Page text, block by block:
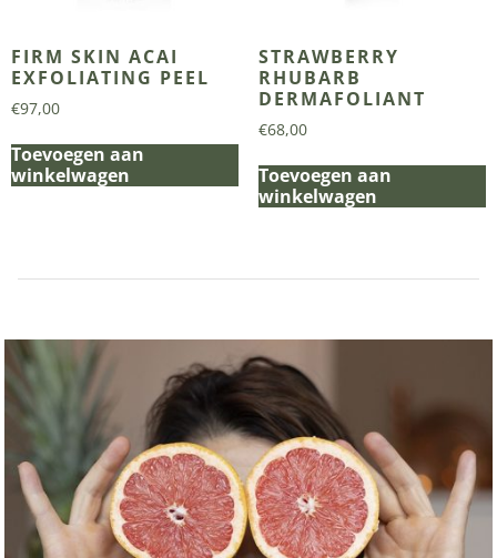
FIRM SKIN ACAI
EXFOLIATING PEEL
€97,00
Toevoegen aan
winkelwagen
STRAWBERRY
RHUBARB
DERMAFOLIANT
€68,00
Toevoegen aan
winkelwagen